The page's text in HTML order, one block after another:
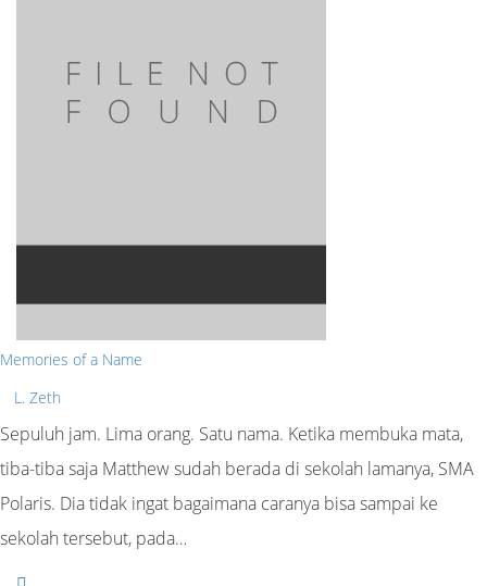
Memories of a Name
L. Zeth
Sepuluh jam. Lima orang. Satu nama. Ketika membuka mata,
tiba-tiba saja Matthew sudah berada di sekolah lamanya, SMA
Polaris. Dia tidak ingat bagaimana caranya bisa sampai ke
sekolah tersebut, pada…